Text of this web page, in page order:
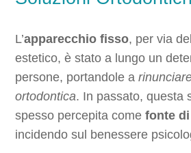
L’apparecchio fisso, per via
estetico, è stato a lungo un
persone, portandole a
ortodontica. In passato, questa
spesso percepita comefonte
incidendo sul benessere